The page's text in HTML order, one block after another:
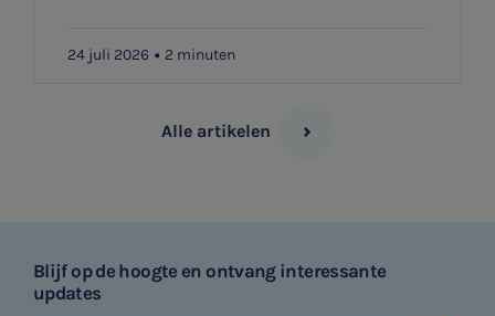
24 juli 2026 2 minuten
Alle artikelen
Blijf op de hoogte en ontvang interessante
updates